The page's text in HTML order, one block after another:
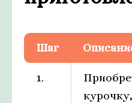
Шаг
1.
курочку,